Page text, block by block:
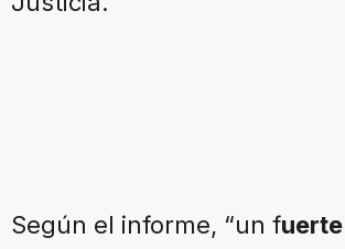
Según el informe, “un f